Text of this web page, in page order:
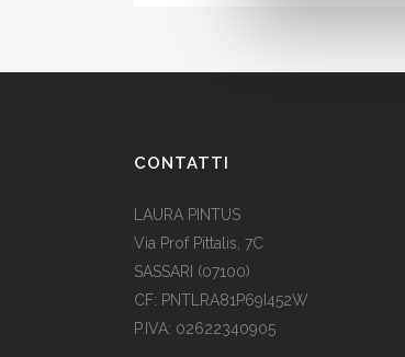
CONTATTI
LAURA PINTUS
Via Prof Pittalis, 7C
SASSARI (07100)
CF: PNTLRA81P69I452W
P.IVA: 02622340905